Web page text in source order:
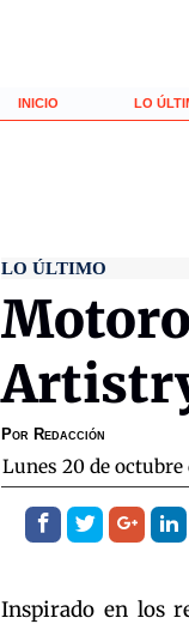
INICIO LO
LO ÚLTIMO
Por Redacción
lunes 20 de octubre
Inspirado en los